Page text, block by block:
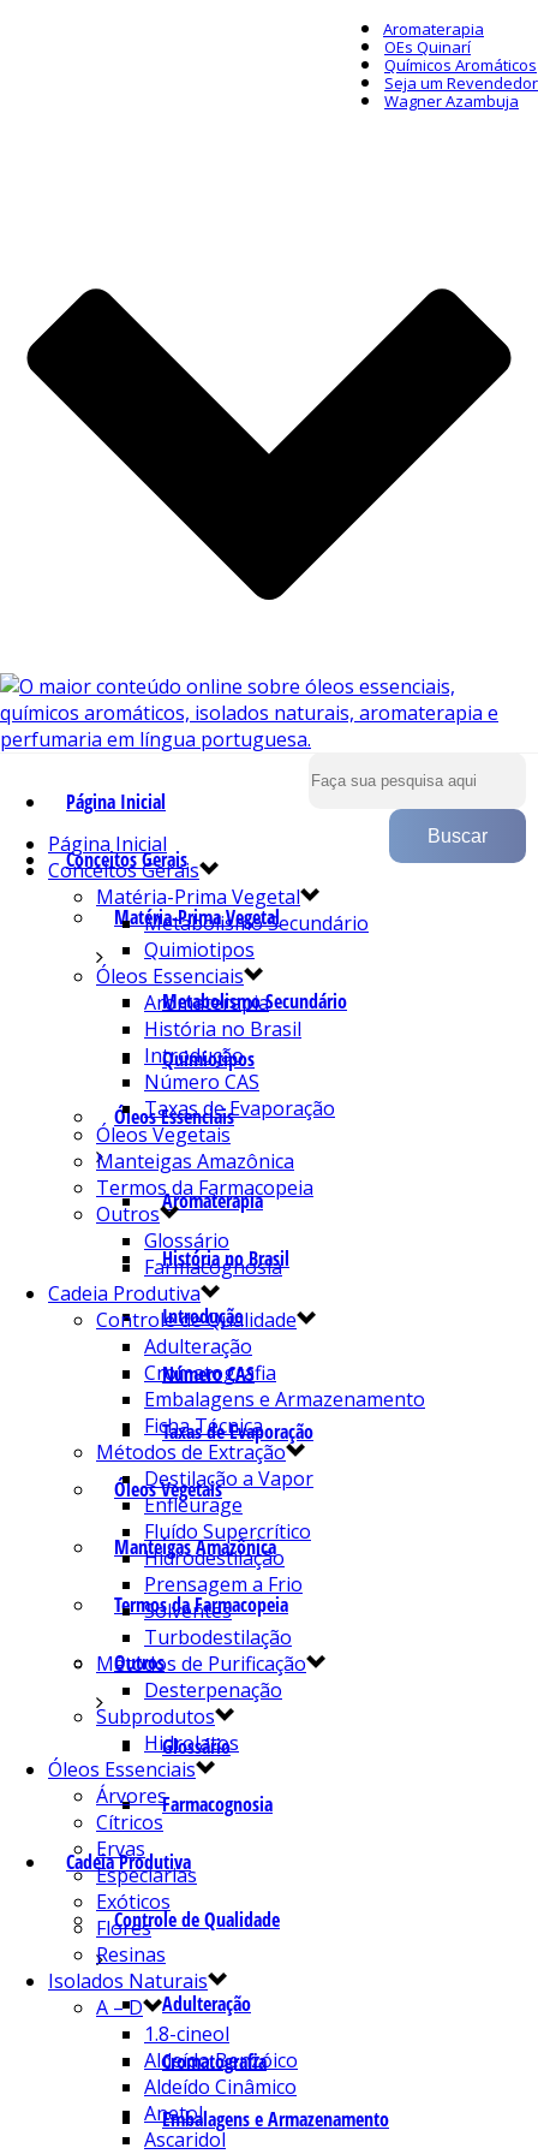
Aromaterapia
OEs Quinarí
Químicos Aromáticos
Seja um Revendedor
Wagner Azambuja
Página Inicial
Conceitos Gerais
Matéria-Prima Vegetal
Metabolismo Secundário
Quimiotipos
Óleos Essenciais
Aromaterapia
História no Brasil
Introdução
Número CAS
Taxas de Evaporação
Óleos Vegetais
Manteigas Amazônica
Termos da Farmacopeia
Outros
Glossário
Farmacognosia
Cadeia Produtiva
Controle de Qualidade
Adulteração
Cromatografia
Embalagens e Armazenamento
Página Inicial
Conceitos Gerais
Matéria-Prima Vegetal
Metabolismo Secundário
Quimiotipos
Óleos Essenciais
Aromaterapia
História no Brasil
Introdução
Número CAS
Taxas de Evaporação
Óleos Vegetais
Manteigas Amazônica
Termos da Farmacopeia
Outros
Glossário
Farmacognosia
Cadeia Produtiva
Controle de Qualidade
Adulteração
Cromatografia
Embalagens e Armazenamento
Ficha Técnica
Métodos de Extração
Destilação a Vapor
Enfleurage
Fluído Supercrítico
Hidrodestilação
Prensagem a Frio
Solventes
Turbodestilação
Métodos de Purificação
Desterpenação
Subprodutos
Hidrolatos
Óleos Essenciais
Árvores
Cítricos
Ervas
Especiarias
Exóticos
Flores
Resinas
Isolados Naturais
A – D
1.8-cineol
Aldeído Benzóico
Aldeído Cinâmico
Anetol
Ascaridol